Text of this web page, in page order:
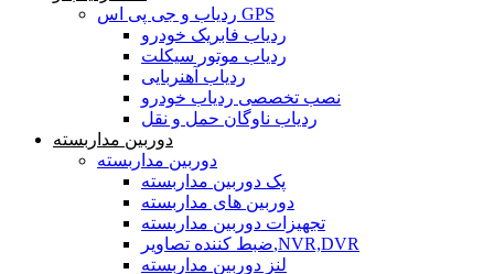
ردیاب و جی پی اس GPS
ردیاب فابریک خودرو
ردیاب موتور سیکلت
ردیاب آهنربایی
نصب تخصصی ردیاب خودرو
ردیاب ناوگان حمل و نقل
دوربین مداربسته
دوربین مداربسته
پک دوربین مداربسته
دوربین های مداربسته
تجهیزات دوربین مداربسته
ضبط کننده تصاویر,NVR,DVR
لنز دوربین مداربسته